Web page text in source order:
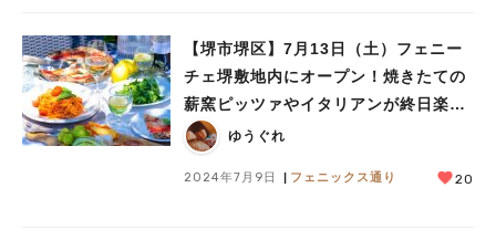
【堺市堺区】7月13日（土）フェニー
チェ堺敷地内にオープン！焼きたての
薪窯ピッツァやイタリアンが終日楽し
める「SACAY TERRACE
SALTO（サカイテラス サルト）」
ゆうぐれ
2024年7月9日 フェニックス通り 20